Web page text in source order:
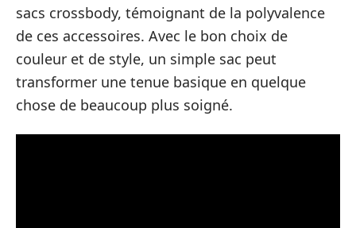
sacs crossbody, témoignant de la polyvalence
de ces accessoires. Avec le bon choix de
couleur et de style, un simple sac peut
transformer une tenue basique en quelque
chose de beaucoup plus soigné.